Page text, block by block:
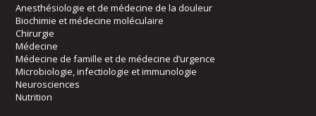
Anesthésiologie et de médecine de la douleur
Biochimie et médecine moléculaire
Chirurgie
Médecine
Médecine de famille et de médecine d’urgence
Microbiologie, infectiologie et immunologie
Neurosciences
Nutrition